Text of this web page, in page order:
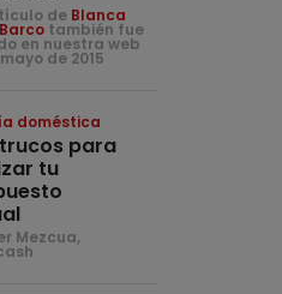
de Blanca
también fue
en nuestra web
de 2015
doméstica
para
tu
Mezcua,